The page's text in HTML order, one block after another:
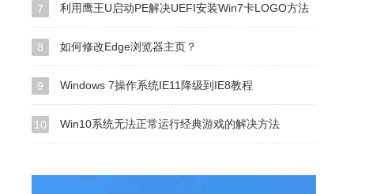
7 利用鹰王U启动PE解决UEFI安装Win7卡LOGO方法
8 如何修改Edge浏览器主页？
9 Windows 7操作系统IE11降级到IE8教程
10 Win10系统无法正常运行经典游戏的解决方法